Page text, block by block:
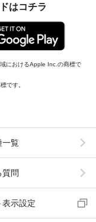
はコチラ
におけるApple Inc.の商標で
です。
一覧
質問
表示設定